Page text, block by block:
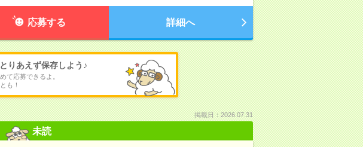
応募する 詳細へ
りあえず保存しよう♪
て応募できるよ。
も！
掲載日：2026.07.31
未読